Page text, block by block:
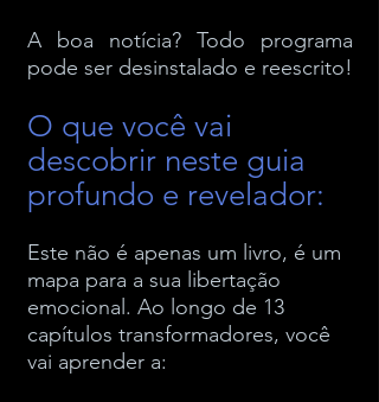
A boa notícia? Todo programa
pode ser desinstalado e reescrito!
O que você vai
descobrir neste guia
profundo e revelador:
Este não é apenas um livro, é um
mapa para a sua libertação
emocional. Ao longo de 13
capítulos transformadores, você
vai aprender a: